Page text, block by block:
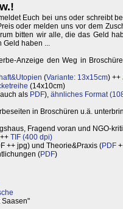
Euch bei uns oder schreibt
oder melden uns vor dem
bitten wir alle, die das Geld
Geld haben ...
Anzeige den Weg in
(Variante: 13x15cm) ++
(14x10cm)
als PDF), ähnliches Format
in Broschüren u.ä.
Fragend voran und NGO-
++ TIF (400 dpi)
++ jpg) und Theorie&Praxis (PDF
(PDF)
Saasen"